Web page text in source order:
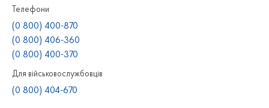
Телефони
(0 800) 400-870
(0 800) 406-360
(0 800) 400-370
Для військовослужбовців
(0 800) 404-670